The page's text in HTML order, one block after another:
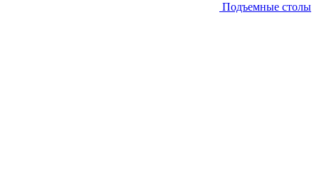
Подъемные столы